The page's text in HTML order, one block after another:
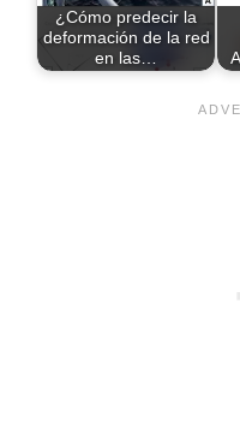
¿Cómo predecir la
deformación de la red
en las…